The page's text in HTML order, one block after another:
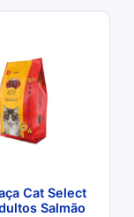
Cat Select
Salmão